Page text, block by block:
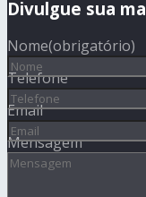
Divulgue sua
Nome(obrigatório)
Telefone
Email
Mensagem